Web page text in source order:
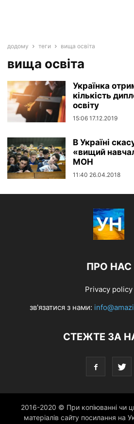
додому теги вища освіта
вища освіта
Українка
кількість
освіту
15:06 17.12.2019
В Україні
«вищий
МОН
11:40 26.04.2018
ПРО НАС
Privacy policy
зв'язатися з нами:
СТЕЖТЕ ЗА
2016-2020 © При копіюванні чи
матеріалів сайту посилання на